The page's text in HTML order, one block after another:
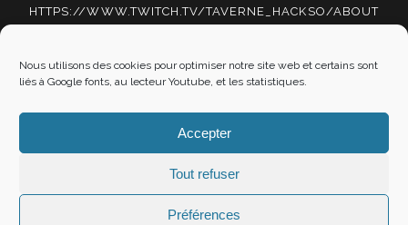
Nous utilisons des cookies pour optimiser notre site web et certains sont
liés à Google fonts, au lecteur Youtube, et les statistiques.
Accepter
Tout refuser
Préférences
HTTPS://WWW.TWITCH.TV/TAVERNE_HACKSO/ABOUT
Mentions Légales|Politique de cookies